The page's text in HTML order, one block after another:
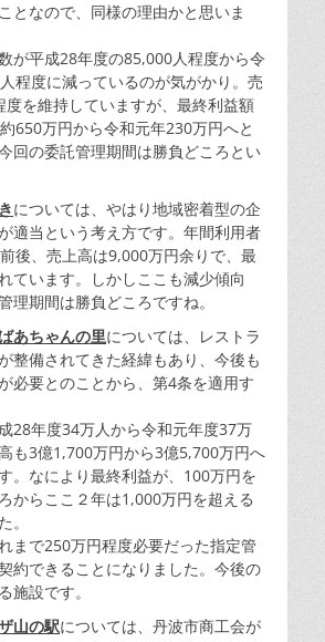
となので、同様の理由かと思いま
が平成28年度の85,000人程度から令
程度に減っているのが気がかり。売
を維持していますが、最終利益額
650万円から令和元年230万円へと
回の委託管理期間は勝負どころとい
については、やはり地域密着型の企
適当という考え方です。年間利用者
後、売上高は9,000万円余りで、最
ています。しかしここも減少傾向
理期間は勝負どころですね。
あちゃんの里については、レストラ
整備されてきた経緯もあり、今後も
必要とのことから、第4条を適用す
28年度34万人から令和元年度37万
も3億1,700万円から3億5,700万円へ
。なにより最終利益が、100万円を
からここ２年は1,000万円を超える
。
まで250万円程度必要だった指定管
約できることになりました。今後の
施設です。
山の駅については、丹波市商工会が